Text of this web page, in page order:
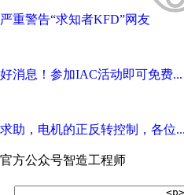
严重警告“求知者KFD”网友
好消息！参加IAC活动即可免费...
求助，电机的正反转控制，各位...
官方公众号智造工程师